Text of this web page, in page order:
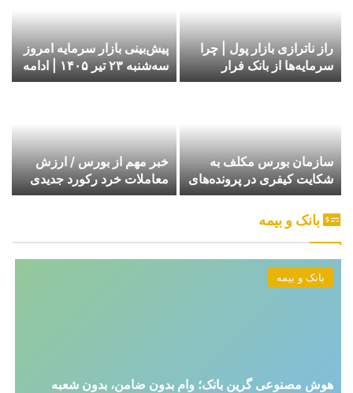
راز ناترازی بازار پول | چرا
سرمایه‌ها از بانک فرار
می‌کنند؟
پیش‌بینی بازار سرمایه امروز
سه‌شنبه ۲۳ تیر ۱۴۰۵ | ادامه
کاهش ارزش بازار بورس
سازمان بورس مکلف به
شکایت کیفری در پرونده‌های
پولشویی شد
خبر مهم از بورس / ارزش
معاملات خرد رکورد جدیدی
ثبت کرد
بانک و بیمه
بانک و بیمه
هوش مصنوعی گرین بانک؛ وام بدون ضامن، بدون شعبه